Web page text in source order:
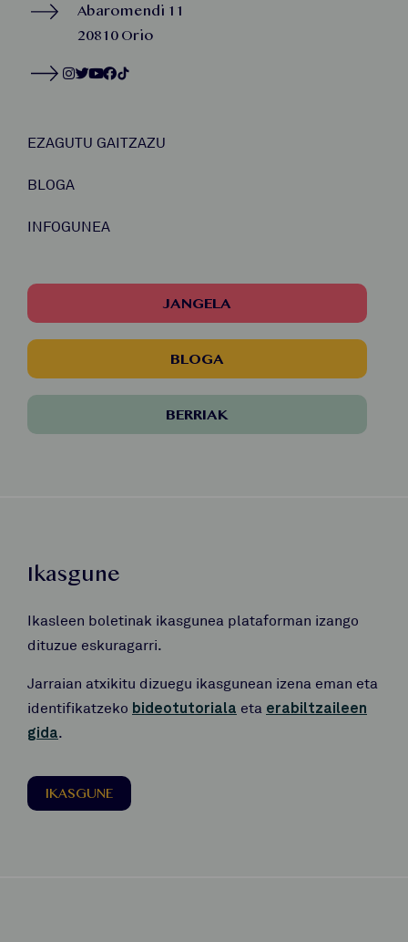
Abaromendi 11
20810 Orio
EZAGUTU GAITZAZU
BLOGA
INFOGUNEA
JANGELA
BLOGA
BERRIAK
Ikasgune
Ikasleen boletinak ikasgunea plataforman izango
dituzue eskuragarri.
Jarraian atxikitu dizuegu ikasgunean izena eman eta
identifikatzeko bideotutoriala eta erabiltzaileen
gida.
IKASGUNE